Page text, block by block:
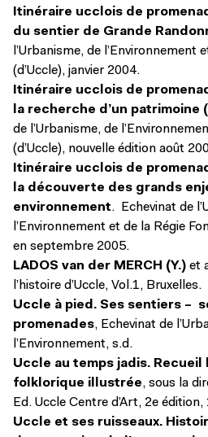
Itinéraire ucclois de
du sentier de Grande
l’Urbanisme, de l’Environnement
(d’Uccle), janvier 2004.
Itinéraire ucclois de
la recherche d’un patrimoine
de l’Urbanisme, de
(d’Uccle), nouvelle édition août
Itinéraire ucclois de
la découverte des grands
environnement. Echevinat de
l’Environnement et de la Régie
en septembre 2005.
LADOS van der MERCH (Y.) et
l’histoire d’Uccle, Vol.1, Bruxelles.
Uccle à pied. Ses sentiers –
promenades, Echevinat de
l’Environnement, s.d.
Uccle au temps jadis.
folklorique illustrée, sous la
Ed. Uccle Centre d’Art, 2e édition,
Uccle et ses ruisseaux.